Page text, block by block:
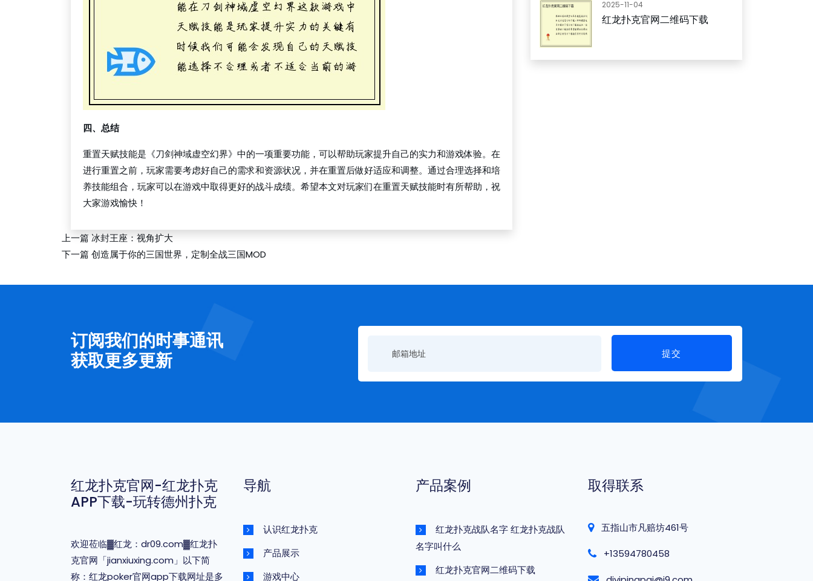
四、总结
重置天赋技能是《刀剑神域虚空幻界》中的一项重要功能，可以帮助玩家提升自己的实力和游戏体验。在
进行重置之前，玩家需要考虑好自己的需求和资源状况，并在重置后做好适应和调整。通过合理选择和培
养技能组合，玩家可以在游戏中取得更好的战斗成绩。希望本文对玩家们在重置天赋技能时有所帮助，祝
大家游戏愉快！
上一篇冰封王座：视角扩大
下一篇 创造属于你的三国世界，定制全战三国MOD
2025-11-04
红龙扑克官网二维码下载
订阅我们的时事通讯
获取更多更新
提交
红龙扑克官网-红龙扑克
APP下载-玩转德州扑克
欢迎莅临▓红龙：dr09.com▓红龙扑
克官网「jianxiuxing.com」以下简
称：红龙poker官网app下载网址是多
导航
认识红龙扑克
产品展示
游戏中心
产品案例
红龙扑克战队名字 红龙扑克战队
名字叫什么
红龙扑克官网二维码下载
取得联系
五指山市凡赔坊461号
+13594780458